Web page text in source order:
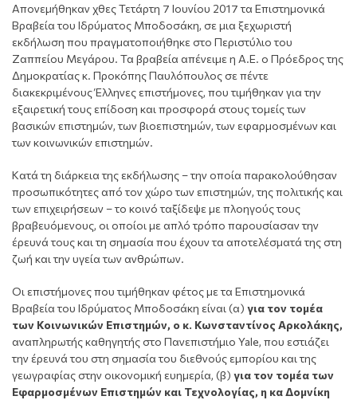
Απονεμήθηκαν χθες Τετάρτη 7 Ιουνίου 2017 τα Επιστημονικά
Βραβεία του Ιδρύματος Μποδοσάκη, σε μια ξεχωριστή
εκδήλωση που πραγματοποιήθηκε στο Περιστύλιο του
Ζαππείου Μεγάρου. Τα βραβεία απένειμε η Α.Ε. ο Πρόεδρος της
Δημοκρατίας κ. Προκόπης Παυλόπουλος σε πέντε
διακεκριμένους Έλληνες επιστήμονες, που τιμήθηκαν για την
εξαιρετική τους επίδοση και προσφορά στους τομείς των
βασικών επιστημών, των βιοεπιστημών, των εφαρμοσμένων και
των κοινωνικών επιστημών.
Κατά τη διάρκεια της εκδήλωσης – την οποία παρακολούθησαν
προσωπικότητες από τον χώρο των επιστημών, της πολιτικής και
των επιχειρήσεων – το κοινό ταξίδεψε με πλοηγούς τους
βραβευόμενους, οι οποίοι με απλό τρόπο παρουσίασαν την
έρευνά τους και τη σημασία που έχουν τα αποτελέσματά της στη
ζωή και την υγεία των ανθρώπων.
Οι επιστήμονες που τιμήθηκαν φέτος με τα Επιστημονικά
Βραβεία του Ιδρύματος Μποδοσάκη είναι (α) για τον τομέα
των Κοινωνικών Επιστημών, ο κ. Κωνσταντίνος Αρκολάκης,
αναπληρωτής καθηγητής στο Πανεπιστήμιο Yale, που εστιάζει
την έρευνά του στη σημασία του διεθνούς εμπορίου και της
γεωγραφίας στην οικονομική ευημερία, (β) για τον τομέα των
Εφαρμοσμένων Επιστημών και Τεχνολογίας, η κα Δομνίκη